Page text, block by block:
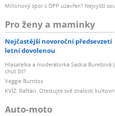
Milionový spor s DPP uzavřen? Nejvyšší
Pro ženy a maminky
Nejčastější novoroční předsevzetí
letní dovolenou
Hlasatelka a moderátorka Saskia
chuť žít?
Veggie Burritos
KVÍZ: Rafťáci. Otestujte své znalosti
Auto-moto